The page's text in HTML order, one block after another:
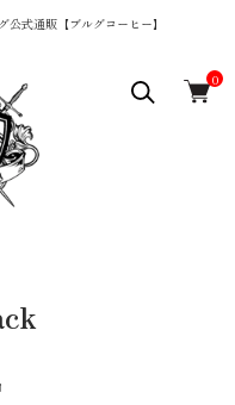
式通販【ブルグコーヒー】
0